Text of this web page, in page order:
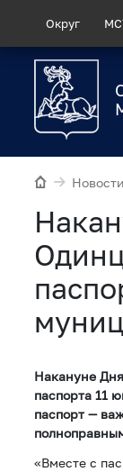
Округ
Новости
Накануне
паспорта 11
паспорт —
«Вместе с